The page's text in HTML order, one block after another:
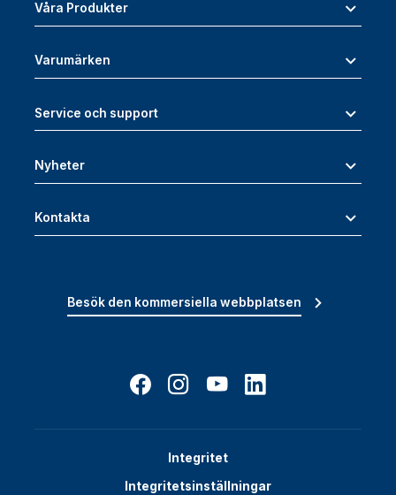
Våra Produkter
Varumärken
Service och support
Nyheter
Kontakta
Besök den kommersiella webbplatsen
Integritet
Integritetsinställningar